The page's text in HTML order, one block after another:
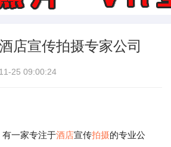
店宣传拍摄专家公司
25 09:00:24
一家专注于酒店宣传拍摄的专业公